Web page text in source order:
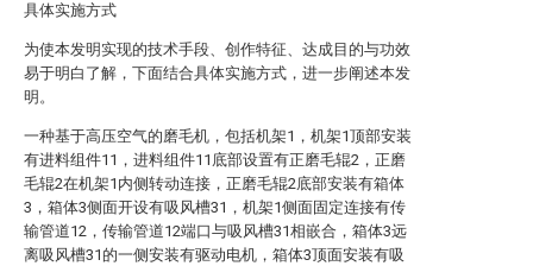
具体实施方式
为使本发明实现的技术手段、创作特征、达成目的与功效
易于明白了解，下面结合具体实施方式，进一步阐述本发
明。
一种基于高压空气的磨毛机，包括机架1，机架1顶部安装
有进料组件11，进料组件11底部设置有正磨毛辊2，正磨
毛辊2在机架1内侧转动连接，正磨毛辊2底部安装有箱体
3，箱体3侧面开设有吸风槽31，机架1侧面固定连接有传
输管道12，传输管道12端口与吸风槽31相嵌合，箱体3远
离吸风槽31的一侧安装有驱动电机，箱体3顶面安装有吸